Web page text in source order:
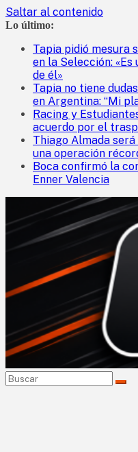
Saltar al contenido
Lo último:
Tapia pidió mesura
en la Selección:
de él»
Tapia no tiene
en Argentina: “Mi
Racing y
acuerdo por el
Thiago Almada
una operación
Boca confirmó la
Enner Valencia